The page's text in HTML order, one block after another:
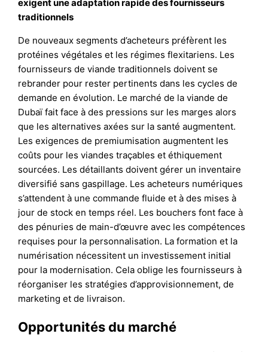
exigent une adaptation rapide des fournisseurs
traditionnels
De nouveaux segments d’acheteurs préfèrent les
protéines végétales et les régimes flexitariens. Les
fournisseurs de viande traditionnels doivent se
rebrander pour rester pertinents dans les cycles de
demande en évolution. Le marché de la viande de
Dubaï fait face à des pressions sur les marges alors
que les alternatives axées sur la santé augmentent.
Les exigences de premiumisation augmentent les
coûts pour les viandes traçables et éthiquement
sourcées. Les détaillants doivent gérer un inventaire
diversifié sans gaspillage. Les acheteurs numériques
s’attendent à une commande fluide et à des mises à
jour de stock en temps réel. Les bouchers font face à
des pénuries de main-d’œuvre avec les compétences
requises pour la personnalisation. La formation et la
numérisation nécessitent un investissement initial
pour la modernisation. Cela oblige les fournisseurs à
réorganiser les stratégies d’approvisionnement, de
marketing et de livraison.
Opportunités du marché